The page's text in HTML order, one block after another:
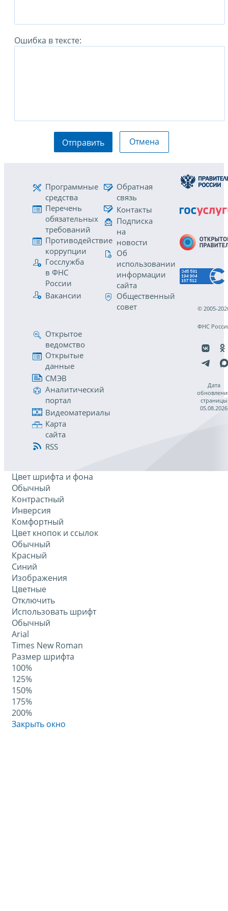
Ошибка в тексте:
Отправить Отмена
Программные
средства
Перечень
обязательных
требований
Противодействие
коррупции
Госслужба
в ФНС
России
Вакансии
Обратная
связь
Контакты
Подписка
на
новости
Об
использовании
информации
сайта
Общественный
совет
Открытое
ведомство
Открытые
данные
СМЭВ
Аналитический
портал
Видеоматериалы
Карта
сайта
RSS
© 2005-
ФНС
Дата
страницы
05.08.2026
Цвет шрифта и фона
Обычный
Контрастный
Инверсия
Комфортный
Цвет кнопок и ссылок
Обычный
Красный
Синий
Изображения
Цветные
Отключить
Использовать шрифт
Обычный
Arial
Times New Roman
Размер шрифта
100%
125%
150%
175%
200%
Закрыть окно